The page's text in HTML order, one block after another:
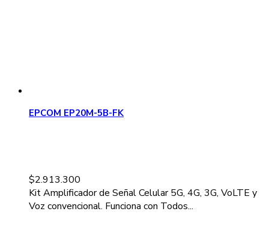
EPCOM EP20M-5B-FK
$2.913.300
Kit Amplificador de Señal Celular 5G, 4G, 3G, VoLTE y
Voz convencional. Funciona con Todos...